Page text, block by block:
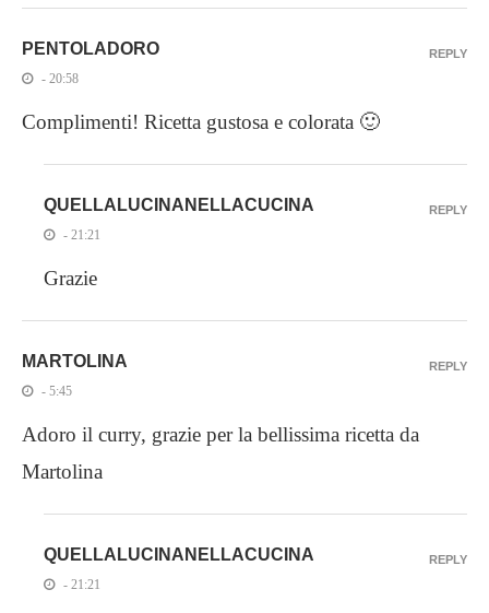
PENTOLADORO
- 20:58
Complimenti! Ricetta gustosa e colorata 🙂
REPLY
QUELLALUCINANELLACUCINA
- 21:21
Grazie
REPLY
MARTOLINA
- 5:45
Adoro il curry, grazie per la bellissima ricetta da
Martolina
REPLY
QUELLALUCINANELLACUCINA
- 21:21
REPLY